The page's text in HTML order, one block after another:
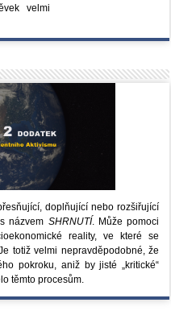
velmi
doplňující nebo rozšiřující
názvem SHRNUTÍ. Může pomoci
reality, ve které se
totiž velmi nepravděpodobné, že
pokroku, aniž by jisté „kritické“
těmto procesům.